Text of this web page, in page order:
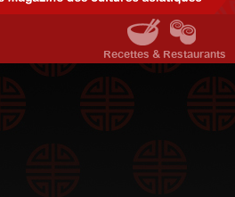
Recettes & Restaurants